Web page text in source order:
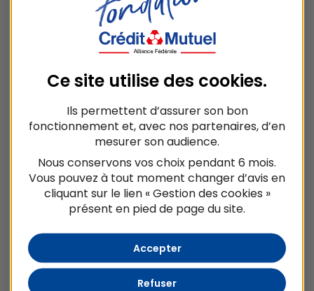
NOTRE SOUTIEN
Ce site utilise des cookies.
Ils permettent d’assurer son bon
fonctionnement et, avec nos partenaires, d’en
mesurer son audience.
Nous conservons vos choix pendant 6 mois.
Vous pouvez à tout moment changer d’avis en
cliquant sur le lien « Gestion des cookies »
présent en pied de page du site.
Accepter
Refuser